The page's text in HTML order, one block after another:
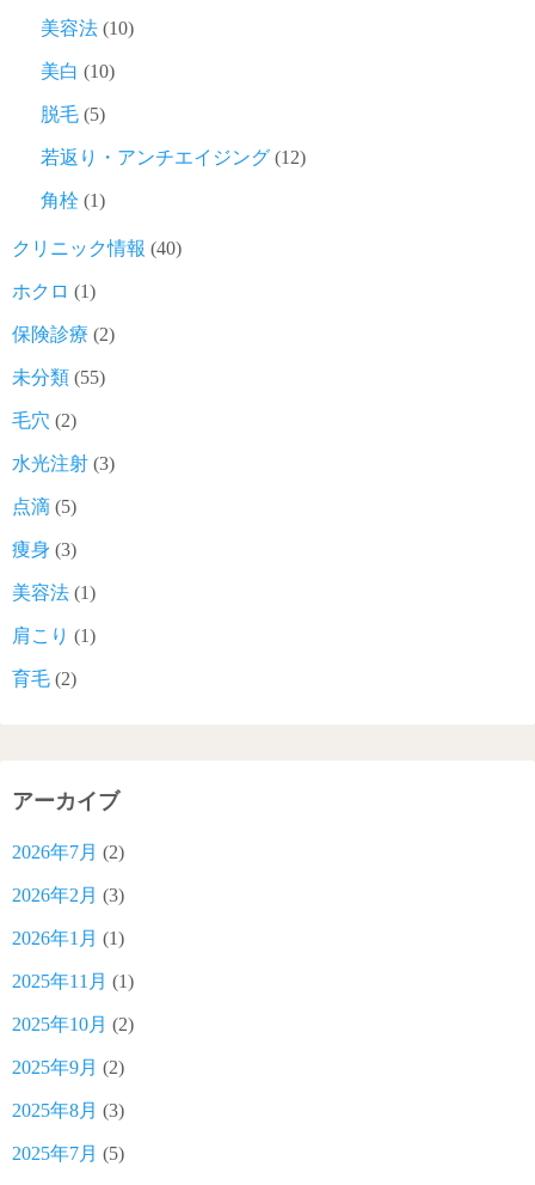
美容法 (10)
美白 (10)
脱毛 (5)
若返り・アンチエイジング (12)
角栓 (1)
クリニック情報 (40)
ホクロ (1)
保険診療 (2)
未分類 (55)
毛穴 (2)
水光注射 (3)
点滴 (5)
痩身 (3)
美容法 (1)
肩こり (1)
育毛 (2)
アーカイブ
2026年7月 (2)
2026年2月 (3)
2026年1月 (1)
2025年11月 (1)
2025年10月 (2)
2025年9月 (2)
2025年8月 (3)
2025年7月 (5)